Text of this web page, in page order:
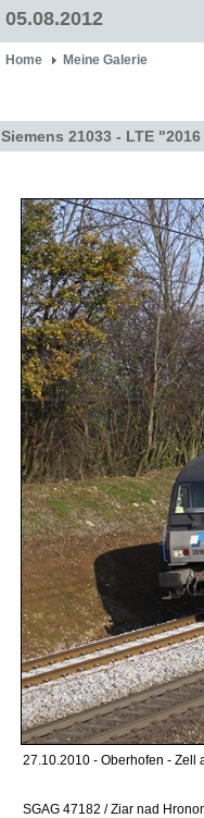
05.08.2012
Home Meine Galerie
Siemens 21033 - LTE
27.10.2010 - Oberhofen - Zell
SGAG 47182 / Ziar nad